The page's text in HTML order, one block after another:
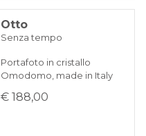
Otto
Senza tempo
Portafoto in cristallo
Omodomo, made in Italy
€ 188,00